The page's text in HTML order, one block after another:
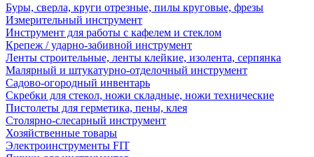
Буры, сверла, круги отрезные, пилы круговые, фрезы
Измерительный инструмент
Инструмент для работы с кафелем и стеклом
Крепеж / ударно-забивной инструмент
Ленты строительные, ленты клейкие, изолента, серпянка
Малярный и штукатурно-отделочный инструмент
Садово-огородный инвентарь
Скребки для стекол, ножи складные, ножи технические
Пистолеты для герметика, пены, клея
Столярно-слесарный инструмент
Хозяйственные товары
Электроинструменты FIT